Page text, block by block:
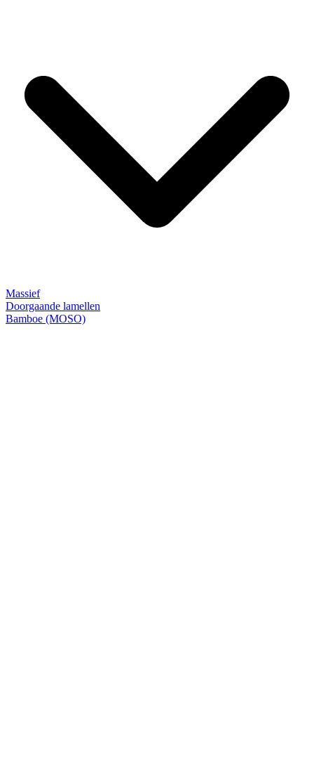
Massief
Doorgaande lamellen
Bamboe (MOSO)